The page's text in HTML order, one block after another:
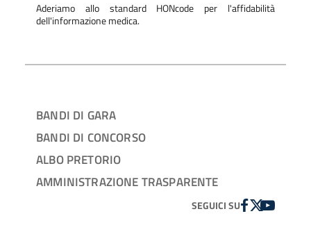
Aderiamo allo standard HONcode per l'affidabilità
dell'informazione medica.
BANDI DI GARA
BANDI DI CONCORSO
ALBO PRETORIO
AMMINISTRAZIONE TRASPARENTE
SEGUICI SUFACEBOOK
TWITTER
YOUTUBE